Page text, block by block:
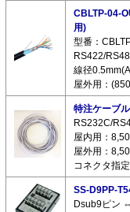
CBLTP-04-
用)
型番：
RS422/
線径
屋外用：
特注ケーブル
RS232C/
屋内用：
屋外用：
コネクタ指定
SS-D9PP-
Dsub9ピン